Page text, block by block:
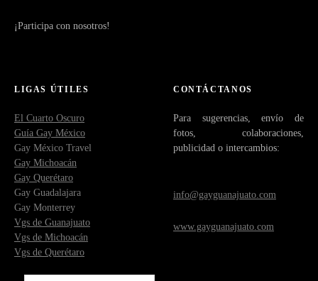
¡Participa con nosotros!
LIGAS ÚTILES
El Cuarto Oscuro
Guía Gay México
Gay México Travel
Gay Michoacán
Gay Querétaro
Gay Guadalajara
Gay Monterrey
Vgs de Guanajuato
Vgs de Michoacán
Vgs de Querétaro
CONTÁCTANOS
Para sugerencias, envío de
fotos, colaboraciones,
publicidad o intercambios:
info@gayguanajuato.com
www.gayguanajuato.com